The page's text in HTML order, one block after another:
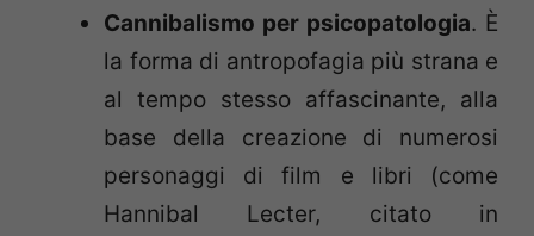
Cannibalismo per psicopatologia. È
la forma di antropofagia più strana e
al tempo stesso affascinante, alla
base della creazione di numerosi
personaggi di film e libri (come
Hannibal Lecter, citato in